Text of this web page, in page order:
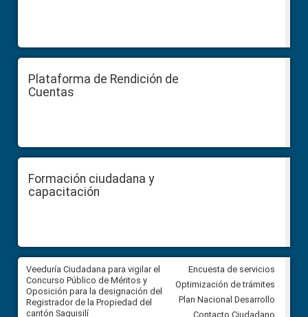
Plataforma de Rendición de
Cuentas
Formación ciudadana y
capacitación
Veeduría Ciudadana para vigilar el
Concurso Público de Méritos y
Oposición para la designación del
Registrador de la Propiedad del
cantón Saquisilí
Veeduría Ciudadana para
construcción del asfaltado de
Ballenita del cantón Santa
Encuesta de servicios
Optimización de trámites
Plan Nacional Desarrollo
Contacto Ciudadano